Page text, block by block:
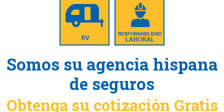
Somos su agencia hispana
de seguros
Obtenga su cotización Gratis